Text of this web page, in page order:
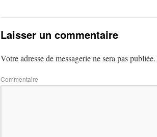
Laisser un commentaire
Votre adresse de messagerie ne sera pas publiée.
Commentaire